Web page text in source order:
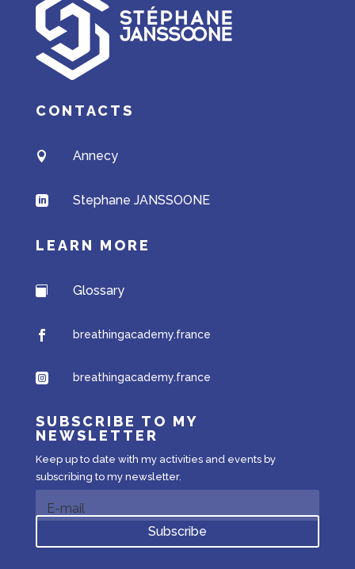
CONTACTS
 Annecy
 Stephane JANSSOONE
LEARN MORE
 Glossary
 breathingacademy.france
 breathingacademy.france
SUBSCRIBE TO MY
NEWSLETTER
Keep up to date with my activities and events by
subscribing to my newsletter.
Subscribe